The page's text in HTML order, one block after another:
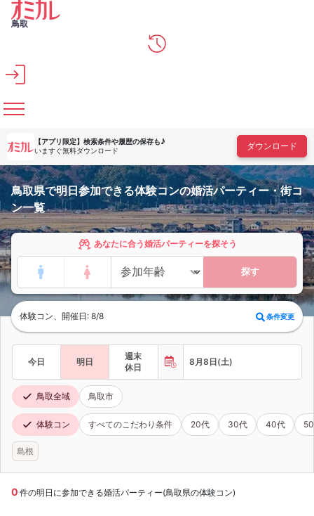
メインコンテンツへスキップ
鳥取
【アプリ限定】 検索条件や履歴の保存も♪
いますぐ無料ダウンロード
ダウンロード
鳥取県で明日参加できる体験コンの婚活パーティー・街コ
ン一覧
あなたに合う婚活パーティーを探そう
探す
体験コン、開催日: 8/8 条件変更
今日 明日
週末
休日
8月8日(土)
鳥取全域 鳥取市
体験コン すべてのこだわり条件 20代 30代 40代
島根
0 件の明日に参加できる婚活パーティー(鳥取県の体験コン)